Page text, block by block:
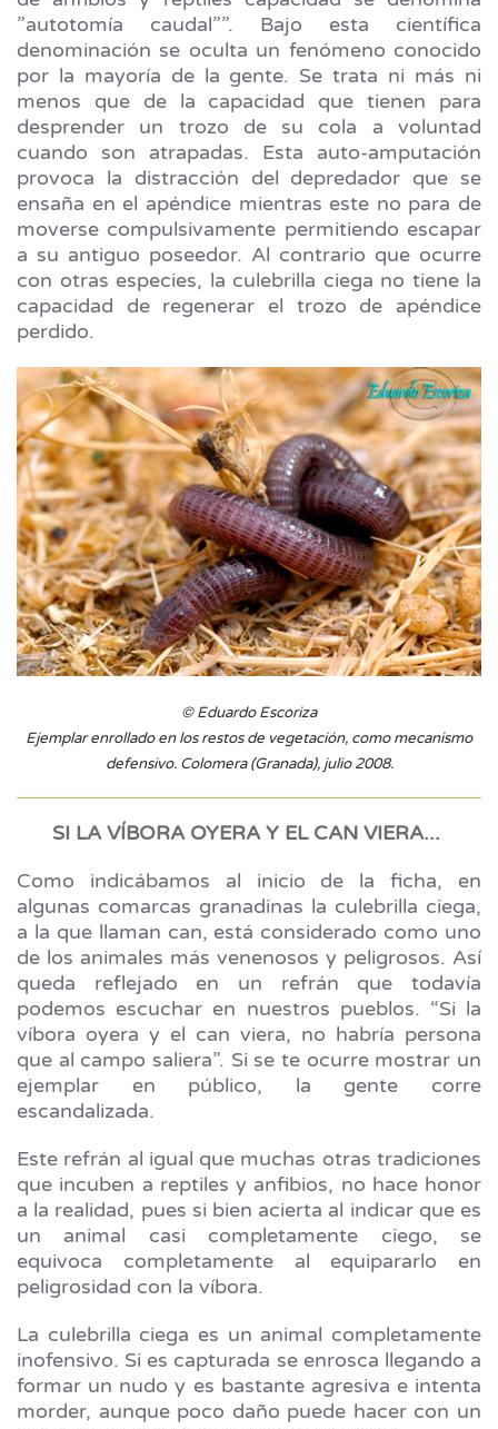
”autotomía caudal””. Bajo esta científica
denominación se oculta un fenómeno conocido
por la mayoría de la gente. Se trata ni más ni
menos que de la capacidad que tienen para
desprender un trozo de su cola a voluntad
cuando son atrapadas. Esta auto-amputación
provoca la distracción del depredador que se
ensaña en el apéndice mientras este no para de
moverse compulsivamente permitiendo escapar
a su antiguo poseedor. Al contrario que ocurre
con otras especies, la culebrilla ciega no tiene la
capacidad de regenerar el trozo de apéndice
perdido.
© Eduardo Escoriza
Ejemplar enrollado en los restos de vegetación, como mecanismo
defensivo. Colomera (Granada), julio 2008.
SI LA VÍBORA OYERA Y EL CAN VIERA...
Como indicábamos al inicio de la ficha, en
algunas comarcas granadinas la culebrilla ciega,
a la que llaman can, está considerado como uno
de los animales más venenosos y peligrosos. Así
queda reflejado en un refrán que todavía
podemos escuchar en nuestros pueblos. “Si la
víbora oyera y el can viera, no habría persona
que al campo saliera”. Si se te ocurre mostrar un
ejemplar en público, la gente corre
escandalizada.
Este refrán al igual que muchas otras tradiciones
que incuben a reptiles y anfibios, no hace honor
a la realidad, pues si bien acierta al indicar que es
un animal casi completamente ciego, se
equivoca completamente al equipararlo en
peligrosidad con la víbora.
La culebrilla ciega es un animal completamente
inofensivo. Si es capturada se enrosca llegando a
formar un nudo y es bastante agresiva e intenta
morder, aunque poco daño puede hacer con un